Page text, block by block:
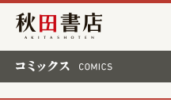
秋田書店